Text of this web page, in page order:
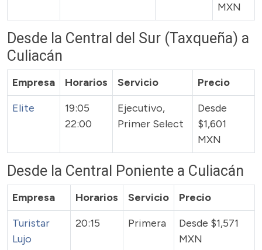
MXN
Desde la Central del Sur (Taxqueña) a
Culiacán
Empresa Horarios Servicio
Precio
Elite
19:05
22:00
Ejecutivo,
Primer Select
Desde
$1,601
MXN
Desde la Central Poniente a Culiacán
Empresa Horarios Servicio
Precio
Turistar
Lujo
20:15 Primera
Desde $1,571
MXN